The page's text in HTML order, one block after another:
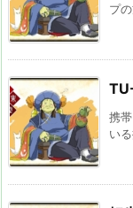
プ
携
い